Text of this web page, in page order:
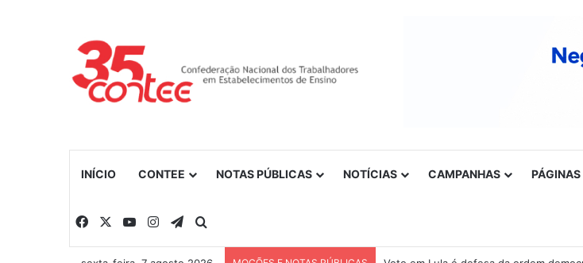
INÍCIO CONTEE NOTAS PÚBLICAS NOTÍCIAS CAMPANHAS
Facebook YouTubeInstagramTelegram